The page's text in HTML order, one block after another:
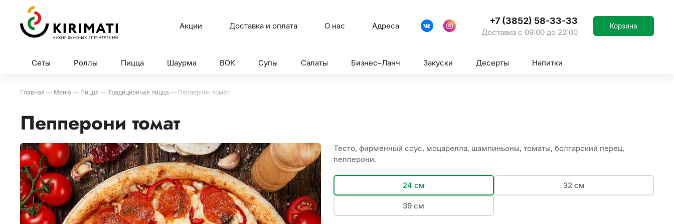
Акции Доставка и оплата О нас Адреса +7 (3852) 58-33-33
Доставка с 09:00 до 22:00
Корзина
Сеты Роллы Пицца Шаурма ВОК Супы Салаты Бизнес–Ланч Закуски Десерты Напитки
Главная — Меню — Пицца — Традиционная пицца — Пепперони томат
Пепперони томат
Тесто, фирменный соус, моцарелла, шампиньоны, томаты, болгарский перец,
пепперони.
24 см 32 см
39 см